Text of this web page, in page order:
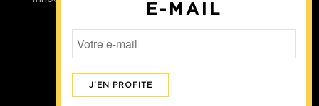
Sidaction
Contact
Newsletter
E-MAIL